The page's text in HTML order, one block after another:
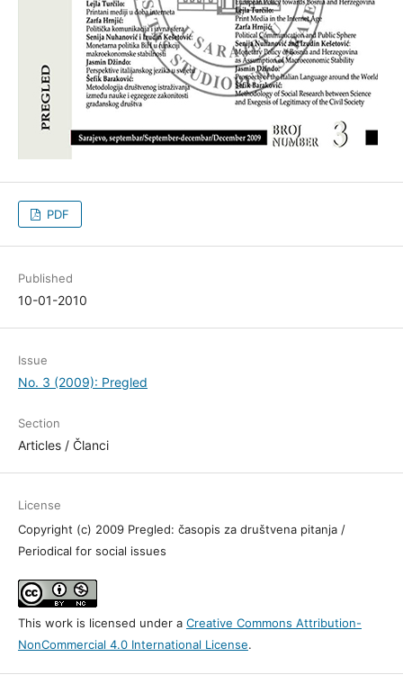
No. 3 (2009): Pregled
License
for social issues